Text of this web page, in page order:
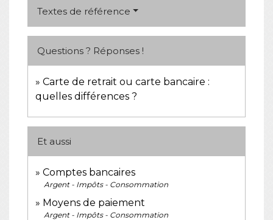
Textes de référence
Questions ? Réponses !
Carte de retrait ou carte bancaire :
quelles différences ?
Et aussi
Comptes bancaires
Argent - Impôts - Consommation
Moyens de paiement
Argent - Impôts - Consommation